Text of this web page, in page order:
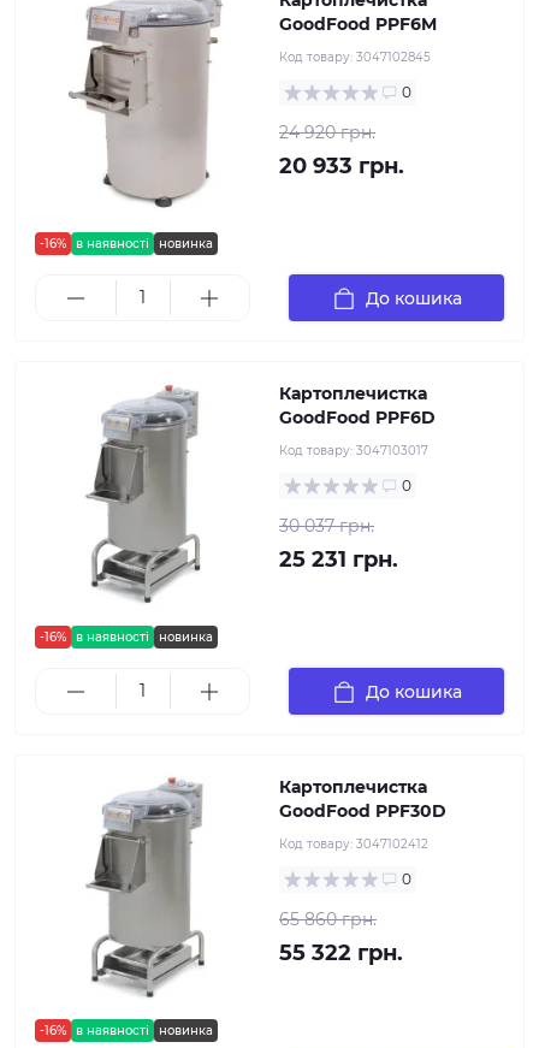
-16% в наявності новинка
GoodFood PPF6M
Код товару: 3047102845
0
24 920 грн.
20 933 грн.
До кошика
-16% в наявності новинка
Картоплечистка
GoodFood PPF6D
Код товару: 3047103017
0
30 037 грн.
25 231 грн.
До кошика
-16% в наявності новинка
Картоплечистка
GoodFood PPF30D
Код товару: 3047102412
0
65 860 грн.
55 322 грн.